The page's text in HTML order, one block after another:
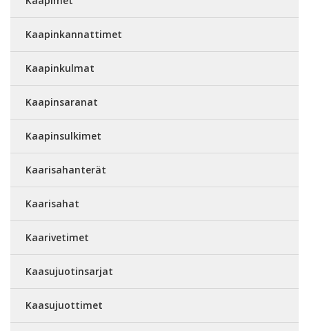
Kaapinkannattimet
Kaapinkulmat
Kaapinsaranat
Kaapinsulkimet
Kaarisahanterät
Kaarisahat
Kaarivetimet
Kaasujuotinsarjat
Kaasujuottimet